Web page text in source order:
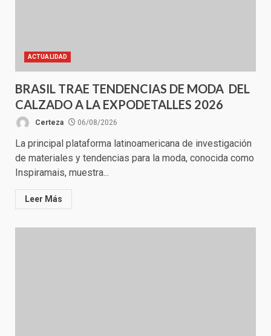
ACTUALIDAD
BRASIL TRAE TENDENCIAS DE MODA DEL
CALZADO A LA EXPODETALLES 2026
Certeza 06/08/2026
La principal plataforma latinoamericana de investigación
de materiales y tendencias para la moda, conocida como
Inspiramais, muestra...
Leer Más